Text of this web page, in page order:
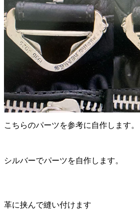
こちらのパーツを参考に自作します。
シルバーでパーツを自作します。
革に挟んで縫い付けます